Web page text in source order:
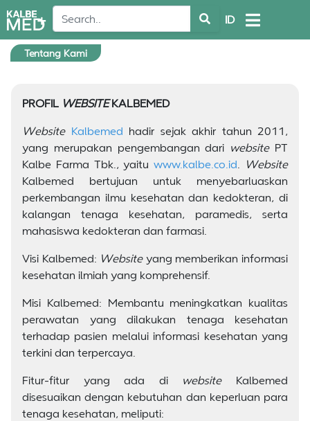
ID
Tentang Kami
PROFIL WEBSITEKALBEMED
Website Kalbemed hadir sejak akhir tahun 2011,
yang merupakan pengembangan dari websitePT
Kalbe Farma Tbk., yaituwww.kalbe.co.id. Website
Kalbemed bertujuan untuk menyebarluaskan
perkembangan ilmu kesehatan dan kedokteran, di
kalangan tenaga kesehatan, paramedis, serta
mahasiswa kedokteran dan farmasi.
Visi Kalbemed: Websiteyang memberikan informasi
kesehatan ilmiah yang komprehensif.
Misi Kalbemed: Membantu meningkatkan kualitas
perawatan yang dilakukan tenaga kesehatan
terhadap pasien melalui informasi kesehatan yang
terkini dan terpercaya.
Fitur-fitur yang ada di website Kalbemed
disesuaikan dengan kebutuhan dan keperluan para
tenaga kesehatan, meliputi: